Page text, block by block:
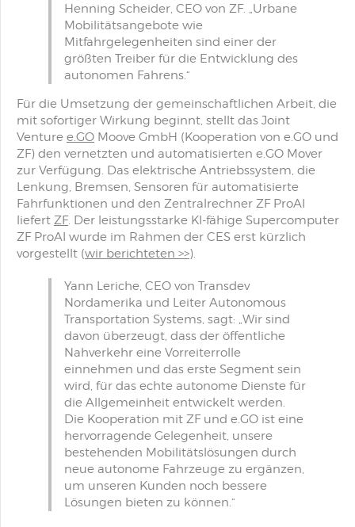
Henning Scheider, CEO von ZF. „Urbane
Mobilitätsangebote wie
Mitfahrgelegenheiten sind einer der
größten Treiber für die Entwicklung des
autonomen Fahrens.“
Für die Umsetzung der gemeinschaftlichen Arbeit, die
mit sofortiger Wirkung beginnt, stellt das Joint
Venture e.GO Moove GmbH (Kooperation von e.GO und
ZF) den vernetzten und automatisierten e.GO Mover
zur Verfügung. Das elektrische Antriebssystem, die
Lenkung, Bremsen, Sensoren für automatisierte
Fahrfunktionen und den Zentralrechner ZF ProAI
liefert ZF. Der leistungsstarke KI-fähige Supercomputer
ZF ProAI wurde im Rahmen der CES erst kürzlich
vorgestellt (wir berichteten >>).
Yann Leriche, CEO von Transdev
Nordamerika und Leiter Autonomous
Transportation Systems, sagt: „Wir sind
davon überzeugt, dass der öffentliche
Nahverkehr eine Vorreiterrolle
einnehmen und das erste Segment sein
wird, für das echte autonome Dienste für
die Allgemeinheit entwickelt werden.
Die Kooperation mit ZF und e.GO ist eine
hervorragende Gelegenheit, unsere
bestehenden Mobilitätslösungen durch
neue autonome Fahrzeuge zu ergänzen,
um unseren Kunden noch bessere
Lösungen bieten zu können.“